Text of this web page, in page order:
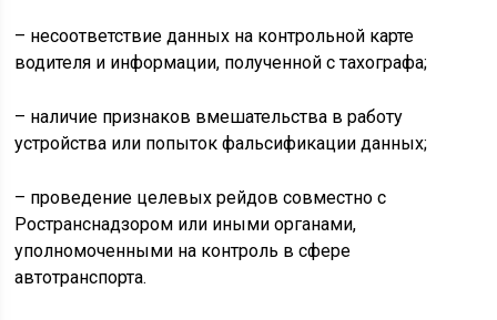
– несоответствие данных на контрольной карте
водителя и информации, полученной с тахографа;
– наличие признаков вмешательства в работу
устройства или попыток фальсификации данных;
– проведение целевых рейдов совместно с
Ространснадзором или иными органами,
уполномоченными на контроль в сфере
автотранспорта.